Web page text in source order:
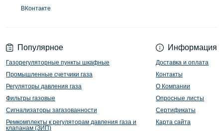
Популярное
Газорегуляторные пункты шкафные
Промышленные счетчики газа
Регуляторы давления газа
Фильтры газовые
Сигнализаторы загазованности
Ремкомплекты к регуляторам давления газа и
клапанам (ЗИП)
Информация
Доставка и оплата
Контакты
О Компании
Опросные листы
Сертификаты
Карта сайта
ВКонтакте